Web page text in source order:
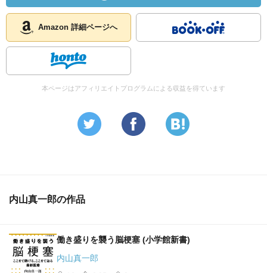
Amazon 詳細ページへ
本ページはアフィリエイトプログラムによる収益を得ています
内山真一郎の作品
働き盛りを襲う脳梗塞 (小学館新書)
内山真一郎